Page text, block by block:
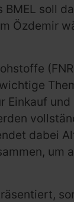
soll
Özdemir
Einkauf
dabei
um